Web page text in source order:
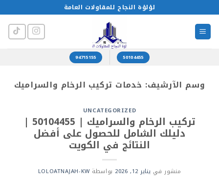
للمحتوى
لؤلؤة النجاح للمقاولات العامة
50104455
94715155
وسم الآرشيف: خدمات تركيب الرخام والسراميك
UNCATEGORIZED
تركيب الرخام والسراميك | 50104455 |
دليلك الشامل للحصول على أفضل
النتائج في الكويت
منشور في يناير 12, 2026 بواسطةLOLOATNAJAH-KW